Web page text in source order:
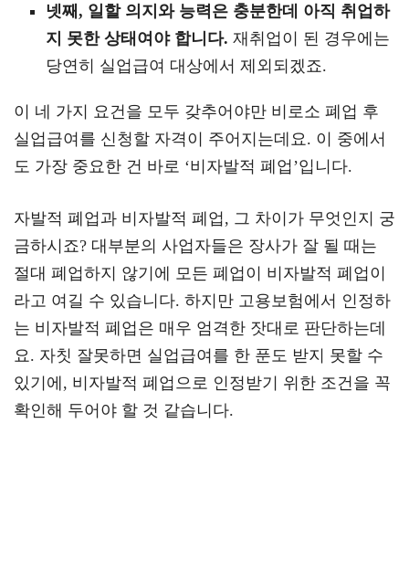
넷째, 일할 의지와 능력은 충분한데 아직 취업하
지 못한 상태여야 합니다. 재취업이 된 경우에는
당연히 실업급여 대상에서 제외되겠죠.
이 네 가지 요건을 모두 갖추어야만 비로소 폐업 후
실업급여를 신청할 자격이 주어지는데요. 이 중에서
도 가장 중요한 건 바로 ‘비자발적 폐업’입니다.
자발적 폐업과 비자발적 폐업, 그 차이가 무엇인지 궁
금하시죠? 대부분의 사업자들은 장사가 잘 될 때는
절대 폐업하지 않기에 모든 폐업이 비자발적 폐업이
라고 여길 수 있습니다. 하지만 고용보험에서 인정하
는 비자발적 폐업은 매우 엄격한 잣대로 판단하는데
요. 자칫 잘못하면 실업급여를 한 푼도 받지 못할 수
있기에, 비자발적 폐업으로 인정받기 위한 조건을 꼭
확인해 두어야 할 것 같습니다.